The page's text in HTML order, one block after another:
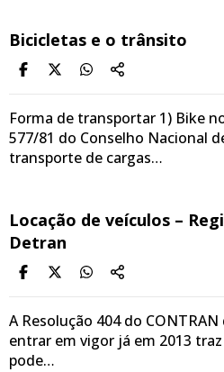
Bicicletas e o trânsito
Forma de transportar 1) Bike
577/81 do Conselho Nacional
transporte de cargas…
Locação de veículos –
Detran
A Resolução 404 do
entrar em vigor já em 2013
pode…